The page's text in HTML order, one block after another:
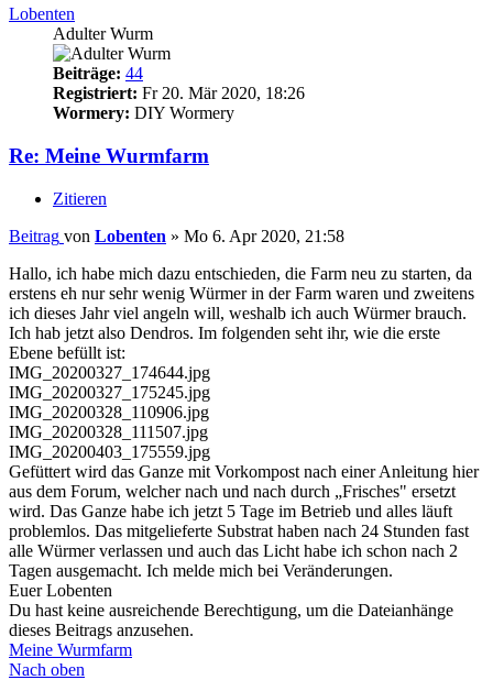
Lobenten
Adulter Wurm
Beiträge: 44
Registriert: Fr 20. Mär 2020, 18:26
Wormery: DIY Wormery
Re: Meine Wurmfarm
Zitieren
Beitrag von Lobenten » Mo 6. Apr 2020, 21:58
Hallo, ich habe mich dazu entschieden, die Farm neu zu starten, da
erstens eh nur sehr wenig Würmer in der Farm waren und zweitens
ich dieses Jahr viel angeln will, weshalb ich auch Würmer brauch.
Ich hab jetzt also Dendros. Im folgenden seht ihr, wie die erste
Ebene befüllt ist:
IMG_20200327_174644.jpg
IMG_20200327_175245.jpg
IMG_20200328_110906.jpg
IMG_20200328_111507.jpg
IMG_20200403_175559.jpg
Gefüttert wird das Ganze mit Vorkompost nach einer Anleitung hier
aus dem Forum, welcher nach und nach durch „Frisches" ersetzt
wird. Das Ganze habe ich jetzt 5 Tage im Betrieb und alles läuft
problemlos. Das mitgelieferte Substrat haben nach 24 Stunden fast
alle Würmer verlassen und auch das Licht habe ich schon nach 2
Tagen ausgemacht. Ich melde mich bei Veränderungen.
Euer Lobenten
Du hast keine ausreichende Berechtigung, um die Dateianhänge
dieses Beitrags anzusehen.
Meine Wurmfarm
Nach oben